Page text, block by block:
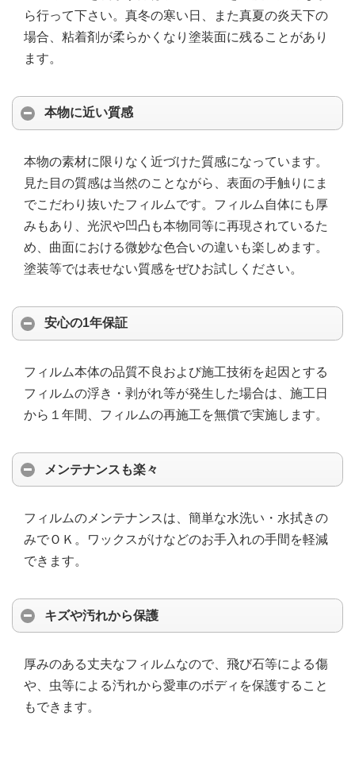
ら行って下さい。真冬の寒い日、また真夏の炎天下の
場合、粘着剤が柔らかくなり塗装面に残ることがあり
ます。
本物に近い質感
本物の素材に限りなく近づけた質感になっています。
見た目の質感は当然のことながら、表面の手触りにま
でこだわり抜いたフィルムです。フィルム自体にも厚
みもあり、光沢や凹凸も本物同等に再現されているた
め、曲面における微妙な色合いの違いも楽しめます。
塗装等では表せない質感をぜひお試しください。
安心の1年保証
フィルム本体の品質不良および施工技術を起因とする
フィルムの浮き・剥がれ等が発生した場合は、施工日
から１年間、フィルムの再施工を無償で実施します。
メンテナンスも楽々
フィルムのメンテナンスは、簡単な水洗い・水拭きの
みでＯＫ。ワックスがけなどのお手入れの手間を軽減
できます。
キズや汚れから保護
厚みのある丈夫なフィルムなので、飛び石等による傷
や、虫等による汚れから愛車のボディを保護すること
もできます。